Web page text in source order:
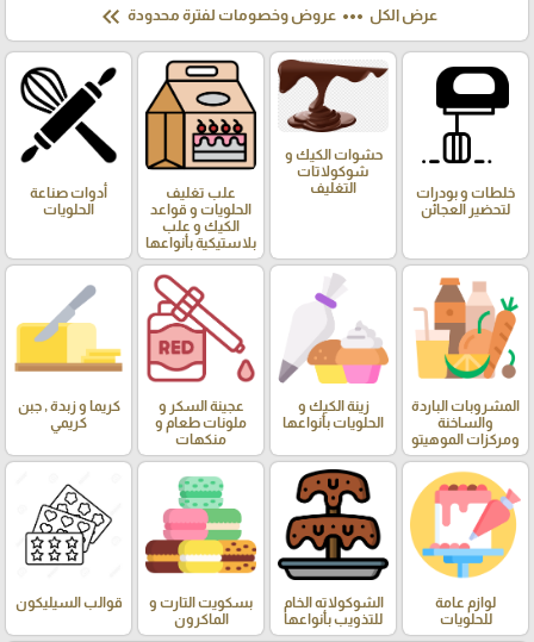
عرض الكل more_horiz عروض وخصومات لفترة محدودة keyboard_double_arrow_left
خلطات و بودرات
لتحضير العجائن
حشوات الكيك و
شوكولاتات
التغليف
علب تغليف
الحلويات و قواعد
الكيك و علب
بلاستيكية بأنواعها
أدوات صناعة
الحلويات
المشروبات الباردة
والساخنة
ومركزات الموهيتو
زينة الكيك و
الحلويات بأنواعها
عجينة السكر و
ملونات طعام و
منكهات
كريما و زبدة , جبن
كريمي
لوازم عامة
للحلويات
الشوكولاته الخام
للتذويب بأنواعها
بسكويت التارت و
الماكرون
قوالب السيليكون